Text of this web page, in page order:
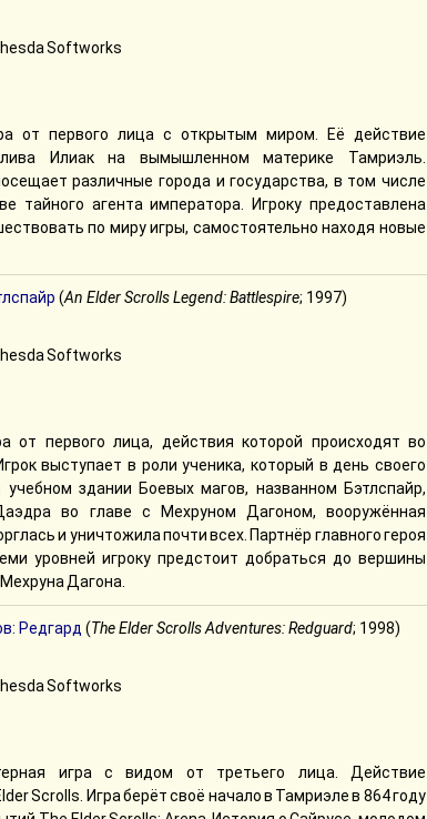
Softworks
от первого лица с открытым миром. Её действие
Илиак на вымышленном материке Тамриэль.
различные города и государства, в том числе
тайного агента императора. Игроку предоставлена
по миру игры, самостоятельно находя новые
(An Elder Scrolls Legend: Battlespire; 1997)
Softworks
от первого лица, действия которой происходят во
выступает в роли ученика, который в день своего
учебном здании Боевых магов, названном Бэтлспайр,
во главе с Мехруном Дагоном, вооружённая
и уничтожила почти всех. Партнёр главного героя
уровней игроку предстоит добраться до вершины
Дагона.
Редгард (The Elder Scrolls Adventures: Redguard; 1998)
Softworks
игра с видом от третьего лица. Действие
Scrolls. Игра берёт своё начало в Тамриэле в 864 году